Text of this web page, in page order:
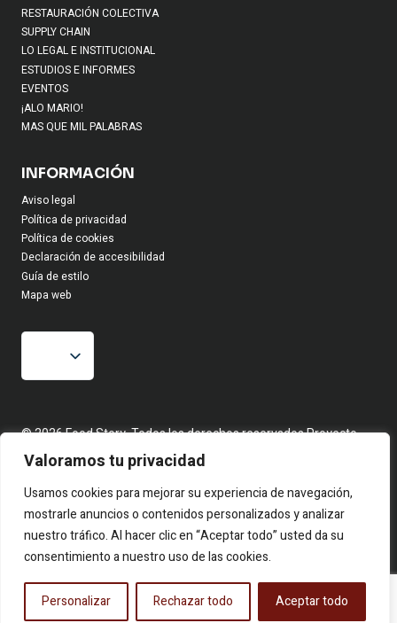
Valoramos tu privacidad
Usamos cookies para mejorar su experiencia de navegación,
mostrarle anuncios o contenidos personalizados y analizar
nuestro tráfico. Al hacer clic en “Aceptar todo” usted da su
consentimiento a nuestro uso de las cookies.
Personalizar Rechazar todo Aceptar todo
RESTAURACIÓN COLECTIVA
SUPPLY CHAIN
LO LEGAL E INSTITUCIONAL
ESTUDIOS E INFORMES
EVENTOS
¡ALO MARIO!
MAS QUE MIL PALABRAS
INFORMACIÓN
Aviso legal
Política de privacidad
Política de cookies
Declaración de accesibilidad
Guía de estilo
Mapa web
© 2026 Food Story, Todos los derechos reservados.Proyecto
editorial independiente. Las firmas corresponden a identidades
creativas bajo seudónimo. Contenidos elaborados a partir de
hechos reales y fuentes públicas.